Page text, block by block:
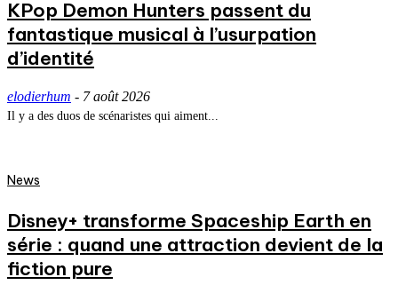
KPop Demon Hunters passent du
fantastique musical à l’usurpation
d’identité
elodierhum - 7 août 2026
Il y a des duos de scénaristes qui aiment...
News
Disney+ transforme Spaceship Earth en
série : quand une attraction devient de la
fiction pure